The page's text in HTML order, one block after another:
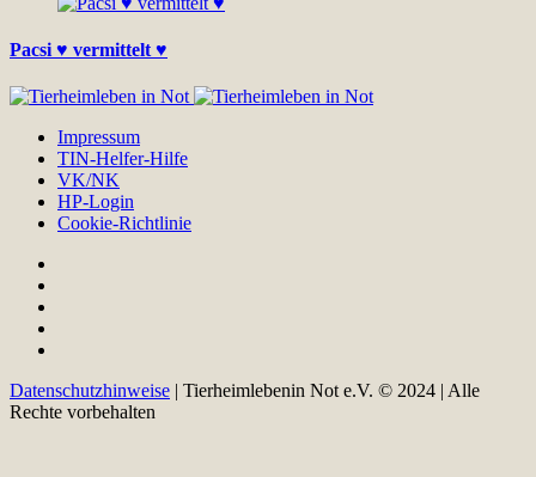
Pacsi ♥ vermittelt ♥
Impressum
TIN-Helfer-Hilfe
VK/NK
HP-Login
Cookie-Richtlinie
Datenschutzhinweise | Tierheimlebenin Not e.V. © 2024 | Alle
Rechte vorbehalten